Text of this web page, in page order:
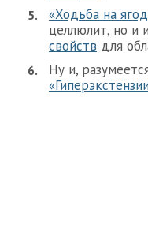
«Ходьба на
целлюлит, но и
свойств для
Ну и,